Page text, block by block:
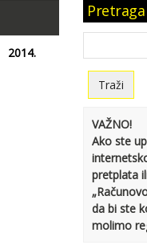
2014.
Pretraga
VAŽNO!
Ako ste
pretplata
da bi ste
molimo